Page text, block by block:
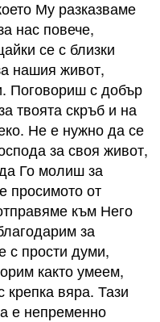
Му разказваме
нас повече,
се с близки
нашия живот,
Поговориш с добър
твоята скръб и на
Не е нужно да се
за своя живот,
Го молиш за
просимото от
към Него
за
с прости думи,
както умеем,
крепка вяра. Тази
е непременно